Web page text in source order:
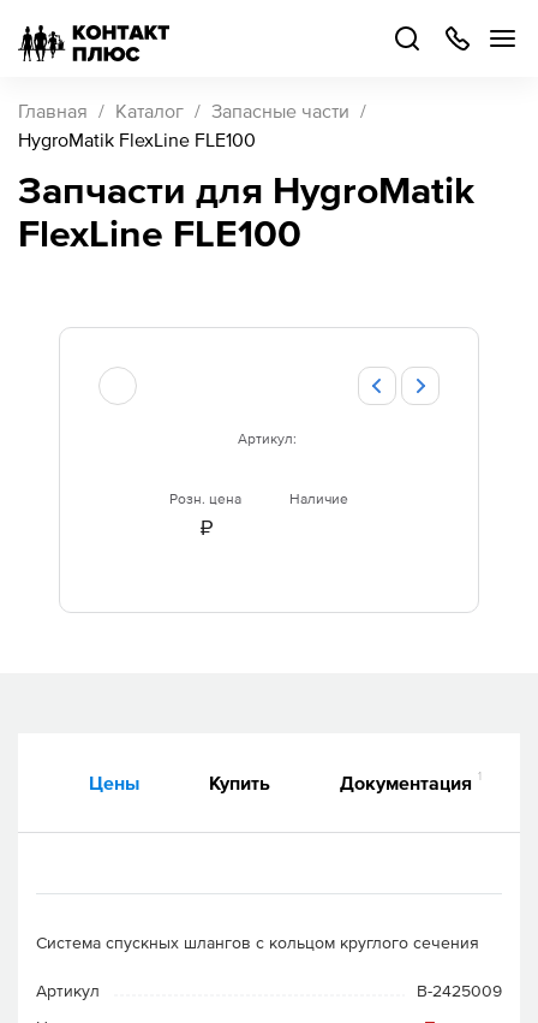
Главная Каталог
Запасные части
HygroMatik FlexLine FLE100
Запчасти для HygroMatik
FlexLine FLE100
Артикул:
Розн. цена
₽
Наличие
Цены Купить Документация 1
Система спускных шлангов с кольцом круглого сечения
Артикул
B-2425009
499
504-
48
Каталог
товаров
Стать
партнером
О компании
Как купить